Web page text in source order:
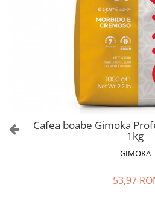
Cafea boabe Gimoka
1kg
GIMOKA
53,97